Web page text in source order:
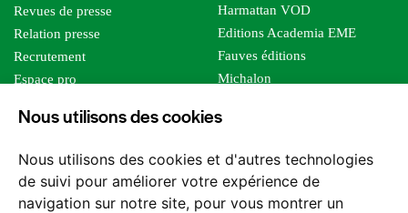
Nous utilisons des cookies
Nous utilisons des cookies et d'autres technologies
de suivi pour améliorer votre expérience de
navigation sur notre site, pour vous montrer un
Revues de presse
Relation presse
Recrutement
Espace pro
Foreign rights
Harmattan VOD
Editions Academia EME
Fauves éditions
Michalon
Editions Sutton
Les impliqués
Tous les éditeurs